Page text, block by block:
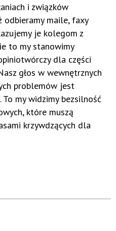
i związków
odbieramy maile, faxy
je kolegom z
to my stanowimy
dla części
głos w wewnętrznych
problemów jest
To my widzimy bezsilność
które muszą
krzywdzących dla